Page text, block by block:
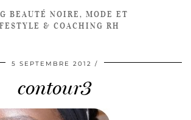
BEAUTÉ NOIRE, MODE ET
& COACHING RH
5 SEPTEMBRE 2012
contour3